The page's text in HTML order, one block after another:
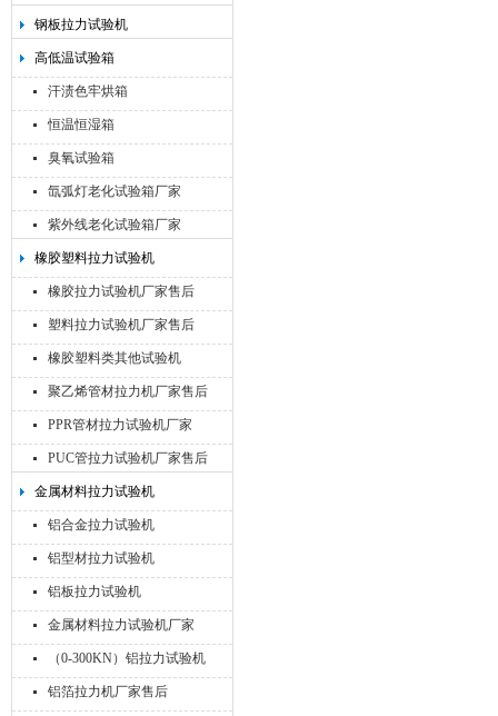
钢板拉力试验机
高低温试验箱
汗渍色牢烘箱
恒温恒湿箱
臭氧试验箱
氙弧灯老化试验箱厂家
紫外线老化试验箱厂家
橡胶塑料拉力试验机
橡胶拉力试验机厂家售后
塑料拉力试验机厂家售后
橡胶塑料类其他试验机
聚乙烯管材拉力机厂家售后
PPR管材拉力试验机厂家
PUC管拉力试验机厂家售后
金属材料拉力试验机
铝合金拉力试验机
铝型材拉力试验机
铝板拉力试验机
金属材料拉力试验机厂家
（0-300KN）铝拉力试验机
铝箔拉力机厂家售后